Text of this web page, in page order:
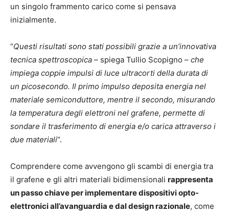
un singolo frammento carico come si pensava
inizialmente.
“Questi risultati sono stati possibili grazie a un’innovativa
tecnica spettroscopica – spiega Tullio Scopigno – che
impiega coppie impulsi di luce ultracorti della durata di
un picosecondo. Il primo impulso deposita energia nel
materiale semiconduttore, mentre il secondo, misurando
la temperatura degli elettroni nel grafene, permette di
sondare il trasferimento di energia e/o carica attraverso i
due materiali”.
Comprendere come avvengono gli scambi di energia tra
il grafene e gli altri materiali bidimensionali rappresenta
un passo chiave per implementare dispositivi opto-
elettronici all’avanguardia e dal design razionale, come